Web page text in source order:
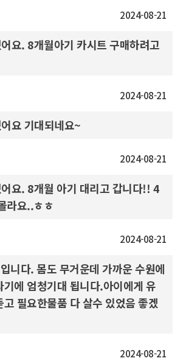
2024-08-21
요. 8개월아기 카시트 구매하려고
2024-08-21
요 기대되네요~
2024-08-21
요. 8개월 아기 대리고 갑니다!! 4
라요..ㅎㅎ
2024-08-21
니다. 몸도 무거운데 가까운 수원에
에 엄청기대 됩니다.아이에게 유
필요한물품 다 살수 있었음 좋겠
2024-08-21